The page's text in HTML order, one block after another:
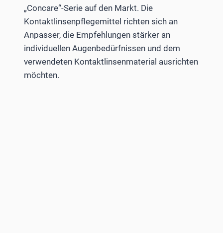
„Concare“-Serie auf den Markt. Die
Kontaktlinsenpflegemittel richten sich an
Anpasser, die Empfehlungen stärker an
individuellen Augenbedürfnissen und dem
verwendeten Kontaktlinsenmaterial ausrichten
möchten.